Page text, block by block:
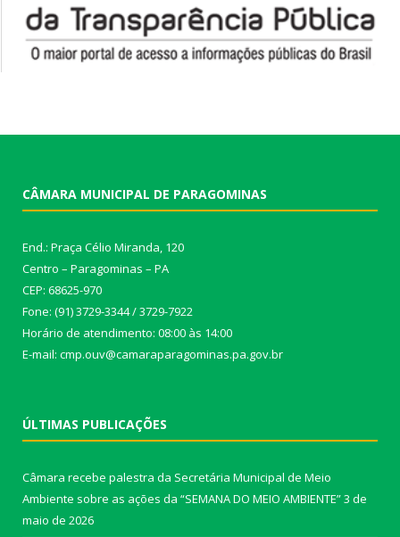
CÂMARA MUNICIPAL DE PARAGOMINAS
End.: Praça Célio Miranda, 120
Centro – Paragominas – PA
CEP: 68625-970
Fone: (91) 3729-3344 / 3729-7922
Horário de atendimento: 08:00 às 14:00
E-mail: cmp.ouv@camaraparagominas.pa.gov.br
ÚLTIMAS PUBLICAÇÕES
Câmara recebe palestra da Secretária Municipal de Meio
Ambiente sobre as ações da “SEMANA DO MEIO AMBIENTE”3 de
maio de 2026